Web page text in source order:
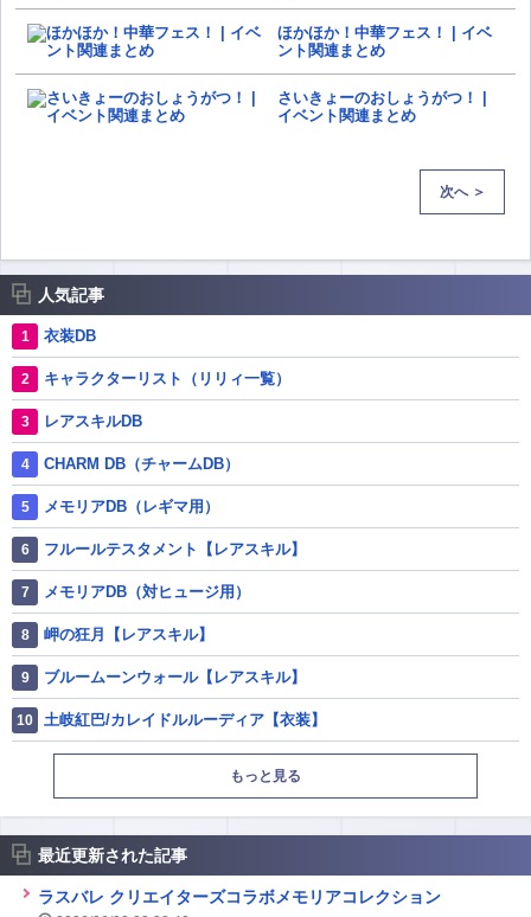
ほかほか！中華フェス！ | イベ
ント関連まとめ
さいきょーのおしょうがつ！ |
イベント関連まとめ
次へ ＞
人気記事
衣装DB
キャラクターリスト（リリィ一覧）
レアスキルDB
CHARM DB（チャームDB）
メモリアDB（レギマ用）
フルールテスタメント【レアスキル】
メモリアDB（対ヒュージ用）
岬の狂月【レアスキル】
ブルームーンウォール【レアスキル】
土岐紅巴/カレイドルルーディア【衣装】
もっと見る
最近更新された記事
ラスバレ クリエイターズコラボメモリアコレクション